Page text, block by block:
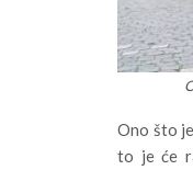
Ono što
to je će